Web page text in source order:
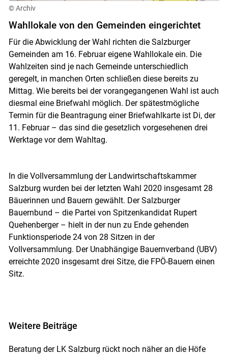
© Archiv
Wahllokale von den Gemeinden eingerichtet
Für die Abwicklung der Wahl richten die Salzburger
Gemeinden am 16. Februar eigene Wahllokale ein. Die
Wahlzeiten sind je nach Gemeinde unterschiedlich
geregelt, in manchen Orten schließen diese bereits zu
Mittag. Wie bereits bei der vorangegangenen Wahl ist auch
diesmal eine Briefwahl möglich. Der spätestmögliche
Termin für die Beantragung einer Briefwahlkarte ist Di, der
11. Februar – das sind die gesetzlich vorgesehenen drei
Werktage vor dem Wahltag.
In die Vollversammlung der Landwirtschaftskammer
Salzburg wurden bei der letzten Wahl 2020 insgesamt 28
Bäuerinnen und Bauern gewählt. Der Salzburger
Bauernbund – die Partei von Spitzenkandidat Rupert
Quehenberger – hielt in der nun zu Ende gehenden
Funktionsperiode 24 von 28 Sitzen in der
Vollversammlung. Der Unabhängige Bauernverband (UBV)
erreichte 2020 insgesamt drei Sitze, die FPÖ-Bauern einen
Sitz.
Weitere Beiträge
Beratung der LK Salzburg rückt noch näher an die Höfe